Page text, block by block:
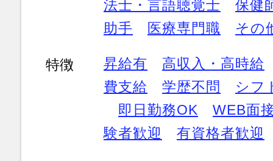
法士・言語聴覚士
保健
助手
医療専門職 その
特徴 昇給有
高収入・高時給
費支給
学歴不問
シフ
即日勤務OK
WEB面
験者歓迎
有資格者歓迎